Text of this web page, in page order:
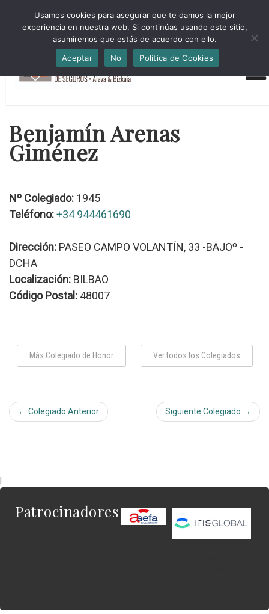
HORARIO INVIERNO Lun-Jue 09:00-16:30 Vier 9:00-14:00
administracion@cmsab.eus 94.442.43.43 Móvil y Whatsapp
688.889.170
Benjamín Arenas
Giménez
Nº Colegiado: 1945
Teléfono:+34 944461690
Dirección: PASEO CAMPO VOLANTÍN, 33 -BAJOº -
DCHA
Localización: BILBAO
Código Postal: 48007
Más Colegiado de Honor Ver todos los Colegiados
← Colegiado Anterior Siguiente Colegiado →
Patrocinadores
Usamos cookies para asegurar que te damos la mejor
experiencia en nuestra web. Si continúas usando este sitio,
asumiremos que estás de acuerdo con ello.
Aceptar
No Política de Cookies